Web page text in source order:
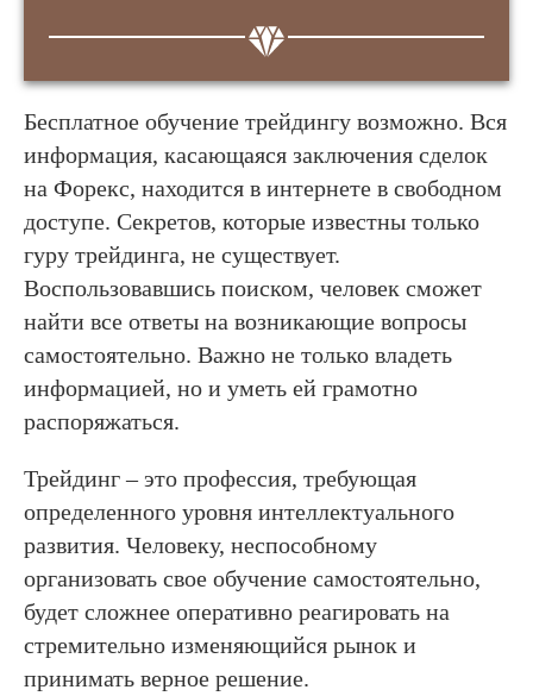
Бесплатное обучение трейдингу возможно. Вся
информация, касающаяся заключения сделок
на Форекс, находится в интернете в свободном
доступе. Секретов, которые известны только
гуру трейдинга, не существует.
Воспользовавшись поиском, человек сможет
найти все ответы на возникающие вопросы
самостоятельно. Важно не только владеть
информацией, но и уметь ей грамотно
распоряжаться.
Трейдинг – это профессия, требующая
определенного уровня интеллектуального
развития. Человеку, неспособному
организовать свое обучение самостоятельно,
будет сложнее оперативно реагировать на
стремительно изменяющийся рынок и
принимать верное решение.